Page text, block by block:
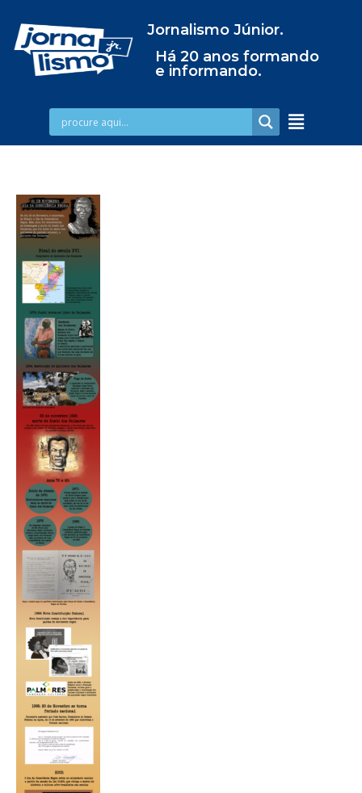
Jornalismo Júnior.
Há 20 anos formando
e informando.